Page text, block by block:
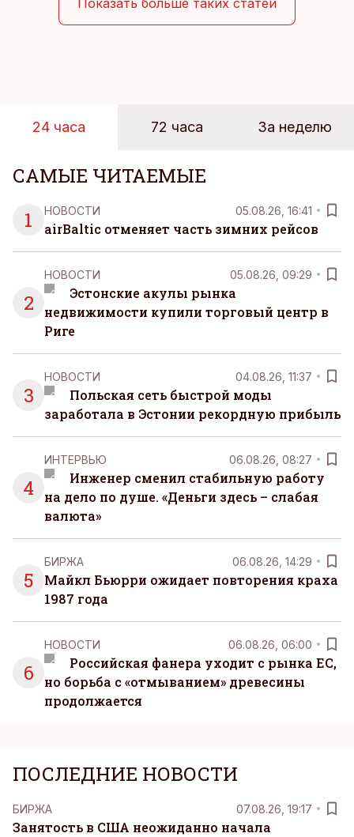
инфраструктуры.Показать больше таких статей
24 часа 72 часа За неделю
САМЫЕ ЧИТАЕМЫЕ
1
НОВОСТИ 05.08.26, 16:41
airBaltic отменяет часть зимних рейсов
2
НОВОСТИ 05.08.26, 09:29
Эстонские акулы рынка
недвижимости купили торговый центр в
Риге
3
НОВОСТИ 04.08.26, 11:37
Польская сеть быстрой моды
заработала в Эстонии рекордную прибыль
4
ИНТЕРВЬЮ 06.08.26, 08:27
Инженер сменил стабильную работу
на дело по душе. «Деньги здесь – слабая
валюта»
5
БИРЖА 06.08.26, 14:29
Майкл Бьюрри ожидает повторения краха
1987 года
6
НОВОСТИ 06.08.26, 06:00
Российская фанера уходит с рынка ЕС,
но борьба с «отмыванием» древесины
продолжается
ПОСЛЕДНИЕ НОВОСТИ
БИРЖА 07.08.26, 19:17
Занятость в США неожиданно начала